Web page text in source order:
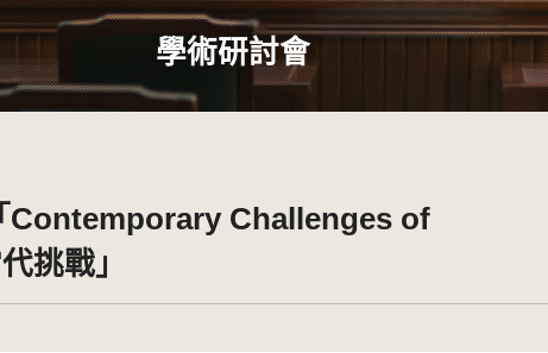
學術研討會
Contemporary Challenges of
挑戰」